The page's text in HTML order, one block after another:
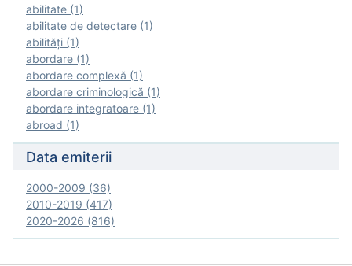
abilitate (1)
abilitate de detectare (1)
abilităţi (1)
abordare (1)
abordare complexă (1)
abordare criminologică (1)
abordare integratoare (1)
abroad (1)
Data emiterii
2000-2009 (36)
2010-2019 (417)
2020-2026 (816)